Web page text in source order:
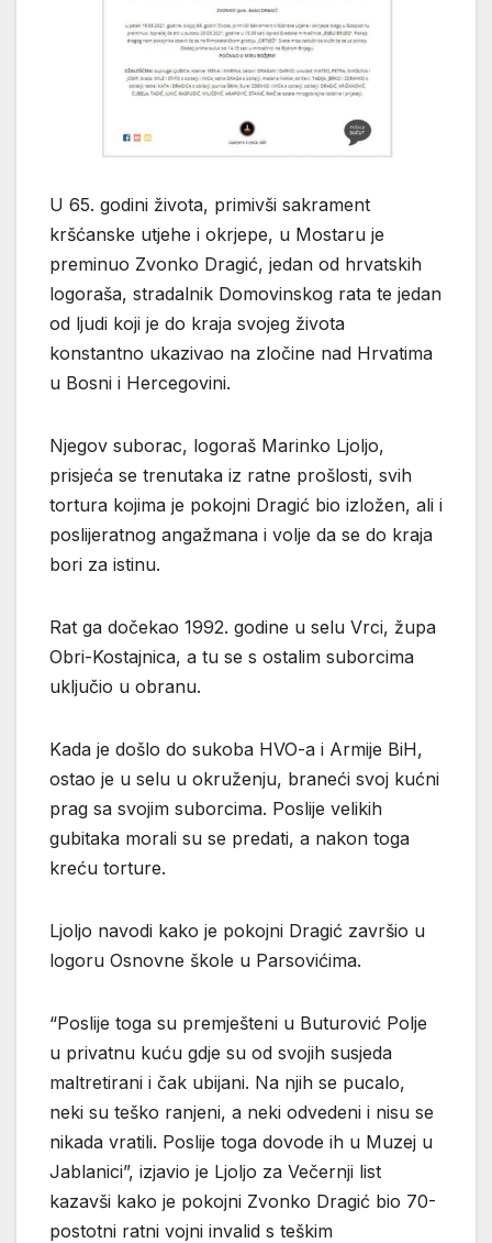
U 65. godini života, primivši sakrament
kršćanske utjehe i okrjepe, u Mostaru je
preminuo Zvonko Dragić, jedan od hrvatskih
logoraša, stradalnik Domovinskog rata te jedan
od ljudi koji je do kraja svojeg života
konstantno ukazivao na zločine nad Hrvatima
u Bosni i Hercegovini.
Njegov suborac, logoraš Marinko Ljoljo,
prisjeća se trenutaka iz ratne prošlosti, svih
tortura kojima je pokojni Dragić bio izložen, ali i
poslijeratnog angažmana i volje da se do kraja
bori za istinu.
Rat ga dočekao 1992. godine u selu Vrci, župa
Obri-Kostajnica, a tu se s ostalim suborcima
uključio u obranu.
Kada je došlo do sukoba HVO-a i Armije BiH,
ostao je u selu u okruženju, braneći svoj kućni
prag sa svojim suborcima. Poslije velikih
gubitaka morali su se predati, a nakon toga
kreću torture.
Ljoljo navodi kako je pokojni Dragić završio u
logoru Osnovne škole u Parsovićima.
“Poslije toga su premješteni u Buturović Polje
u privatnu kuću gdje su od svojih susjeda
maltretirani i čak ubijani. Na njih se pucalo,
neki su teško ranjeni, a neki odvedeni i nisu se
nikada vratili. Poslije toga dovode ih u Muzej u
Jablanici”, izjavio je Ljoljo za Večernji list
kazavši kako je pokojni Zvonko Dragić bio 70-
postotni ratni vojni invalid s teškim